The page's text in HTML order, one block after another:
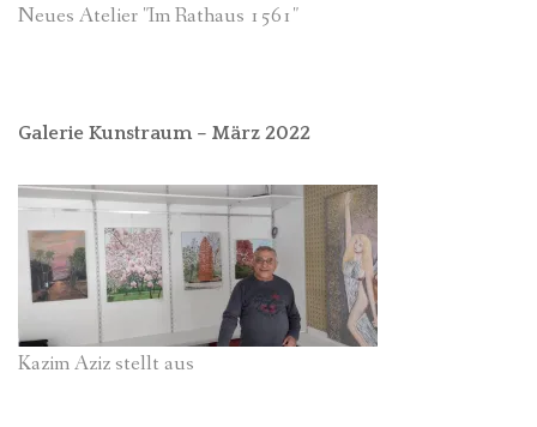
Neues Atelier "Im Rathaus 1561"
Galerie Kunstraum – März 2022
Kazim Aziz stellt aus